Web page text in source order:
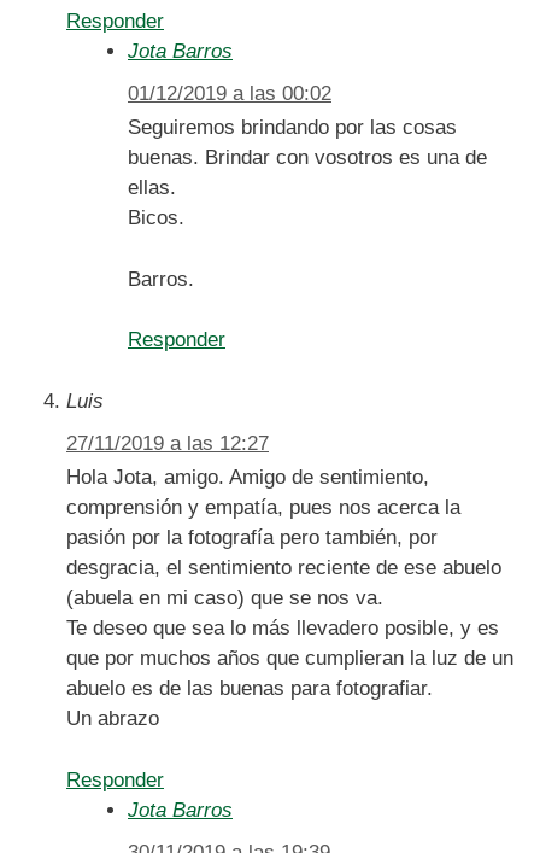
Responder
Jota Barros
01/12/2019 a las 00:02
Seguiremos brindando por las cosas
buenas. Brindar con vosotros es una de
ellas.
Bicos.
Barros.
Responder
Luis
27/11/2019 a las 12:27
Hola Jota, amigo. Amigo de sentimiento,
comprensión y empatía, pues nos acerca la
pasión por la fotografía pero también, por
desgracia, el sentimiento reciente de ese abuelo
(abuela en mi caso) que se nos va.
Te deseo que sea lo más llevadero posible, y es
que por muchos años que cumplieran la luz de un
abuelo es de las buenas para fotografiar.
Un abrazo
Responder
Jota Barros